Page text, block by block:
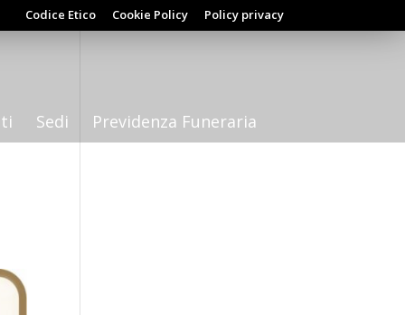
Codice Etico Cookie Policy Policy privacy
Sedi Previdenza Funeraria